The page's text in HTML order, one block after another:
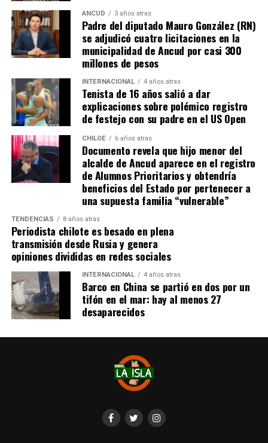
esclarecer estos hechos y lograr la identificación como
detención de los responsables”, mencionó el abogado.
Las pesquisas han incluido la toma de declaración del
vigilante, quien fue remitido hasta el Hospital Augusto
Riffart para constatar lesiones (resultó con erosiones de
carácter leve). Además, se está empadronando a
eventuales testigos, como también se busca el
levantamiento de cámaras de seguridad desde las
empresas cercanas, las que complementarán las
imágenes levantadas desde el recinto violentado.
Fuente: Soy Chile
ANCUD 3 años atras
Padre del diputado Mauro González (RN)
se adjudicó cuatro licitaciones en la
municipalidad de Ancud por casi 300
millones de pesos
INTERNACIONAL 4 años atras
Tenista de 16 años salió a dar
explicaciones sobre polémico registro
de festejo con su padre en el US Open
CHILOE 6 años atras
Documento revela que hijo menor del
alcalde de Ancud aparece en el registro
de Alumnos Prioritarios y obtendría
beneficios del Estado por pertenecer a
una supuesta familia “vulnerable”
TENDENCIAS 8 años atras
Periodista chilote es besado en plena
transmisión desde Rusia y genera
opiniones divididas en redes sociales
INTERNACIONAL 4 años atras
Barco en China se partió en dos por un
tifón en el mar: hay al menos 27
desaparecidos